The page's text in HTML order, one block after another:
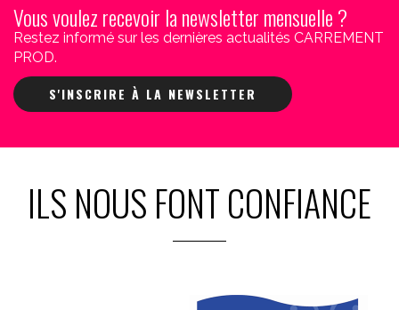
Vous voulez recevoir la newsletter mensuelle ?
Restez informé sur les dernières actualités CARREMENT
PROD.
S'INSCRIRE À LA NEWSLETTER
ILS NOUS FONT CONFIANCE